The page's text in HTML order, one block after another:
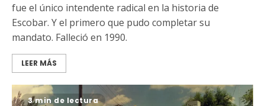
fue el único intendente radical en la historia de
Escobar. Y el primero que pudo completar su
mandato. Falleció en 1990.
LEER MÁS
3 min de lectura